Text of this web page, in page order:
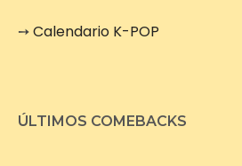
➙Calendario K-POP
ÚLTIMOS COMEBACKS